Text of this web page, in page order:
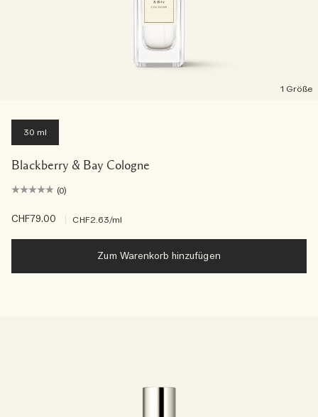
1 Größe
30 ml
Blackberry & Bay Cologne
(0)
CHF79.00 CHF2.63/ml
Zum Warenkorb hinzufügen